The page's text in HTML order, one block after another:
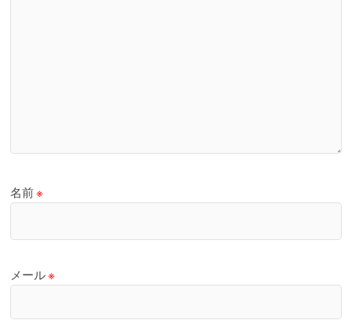
名前※
メール※